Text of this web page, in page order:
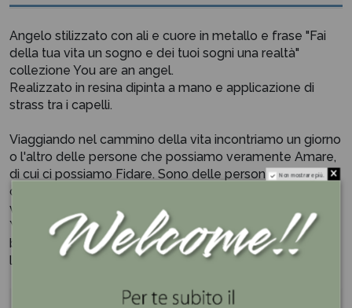
Angelo stilizzato con ali e cuore in metallo e frase "Fai
della tua vita un sogno e dei tuoi sogni una realtà"
collezione You are an angel.
Realizzato in resina dipinta a mano e applicazione di
strass tra i capelli.
Viaggiando nel cammino della vita incontriamo un giorno
o l'altro delle persone che possiamo veramente Amare,
di cui ci possiamo Fidare. Sono delle persone da seguire
come modelli, da non dimenticare mai. Sono tutti angeli
viventi!
You are an Angel onora queste persone che dimostrano
bontà, purezza e altruismo, esseri viventi che illuminano
la terra e tutti quelli intorno a lui.
Non mostrare più.